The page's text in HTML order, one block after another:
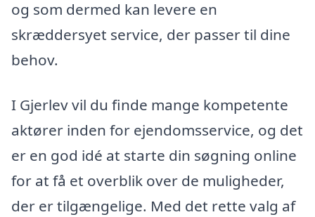
og som dermed kan levere en
skræddersyet service, der passer til dine
behov.
I Gjerlev vil du finde mange kompetente
aktører inden for ejendomsservice, og det
er en god idé at starte din søgning online
for at få et overblik over de muligheder,
der er tilgængelige. Med det rette valg af